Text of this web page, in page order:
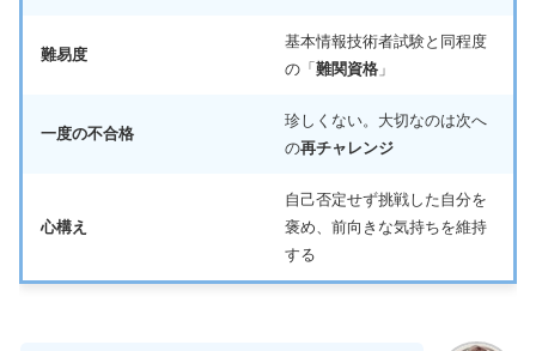
難易度
基本情報技術者試験と同程度
の「難関資格 」
一度の不合格
珍しくない。大切なのは次へ
の再チャレンジ
心構え
自己否定せず挑戦した自分を
褒め、前向きな気持ちを維持
する